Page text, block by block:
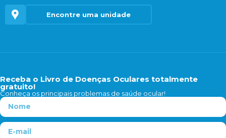
Encontre uma unidade
Receba o Livro de Doenças Oculares totalmente
gratuito!
Conheça os principais problemas de saúde ocular!